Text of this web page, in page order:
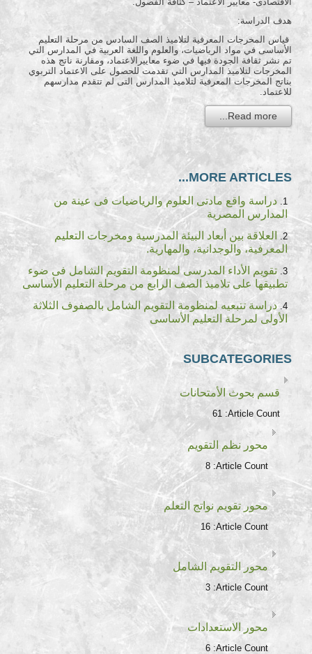
هدف الدراسة:
قياس المخرجات المعرفية لتلاميذ الصف السادس من مرحلة التعليم
الأساسى في مواد الرياضيات، والعلوم واللغة العربية في المدارس التي
تم نشر ثقافة الجودة فيها في ضوء معاييرالاعتماد، ومقارنة ناتج هذه
المخرجات لتلاميذ المدارس التي تقدمت للحصول على الاعتماد التربوي
بناتج المخرجات المعرفية لتلاميذ المدارس التى لم تتقدم مدارسهم
للاعتماد.
Read more...
MORE ARTICLES...
دراسة واقع مادتى العلوم والرياضيات فى عينة من
المدارس المصرية
العلاقة بين أبعاد البيئة المدرسية ومخرجات التعليم
المعرفية، والوجدانية، والمهارية.
تقويم الأداء المدرسى لمنظومة التقويم الشامل فى ضوء
تطبيقها على تلاميذ الصف الرابع من مرحلة التعليم الأساسى
دراسة تتبعيه لمنظومة التقويم الشامل بالصفوف الثلاثة
الأولى لمرحلة التعليم الأساسى
SUBCATEGORIES
قسم بحوث الأمتحانات
Article Count:
61
محور نظم التقويم
Article Count:
8
محور تقويم نواتج التعلم
Article Count:
16
محور التقويم الشامل
Article Count:
3
محور الاستعدادات
Article Count:
6